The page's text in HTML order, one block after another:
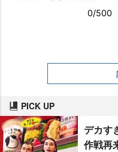
PICK UP
デカす
作戦再